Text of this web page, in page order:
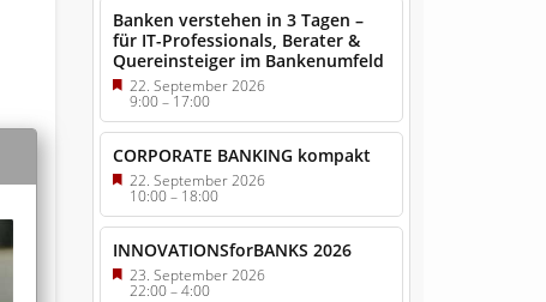
Banken verstehen in 3 Tagen –
für IT-Professionals, Berater &
Quereinsteiger im Bankenumfeld
22. September 2026
9:00–17:00
CORPORATE BANKING kompakt
22. September 2026
10:00– 18:00
INNOVATIONSforBANKS 2026
23. September 2026
22:00–4:00